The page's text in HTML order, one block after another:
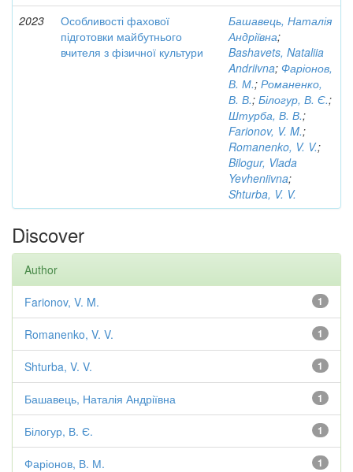
2023
Особливості фахової
підготовки майбутнього
вчителя з фізичної культури
Башавець, Наталія
Андріївна;
Bashavets, Nataliia
Andriivna; Фаріонов,
В. М.; Романенко,
В. В.; Білогур, В. Є.;
Штурба, В. В.;
Farionov, V. M.;
Romanenko, V. V.;
Bilogur, Vlada
Yevheniivna;
Shturba, V. V.
Discover
Author
1
Farionov, V. M.
1
Romanenko, V. V.
1
Shturba, V. V.
1
Башавець, Наталія Андріївна
1
Білогур, В. Є.
1
Фаріонов, В. М.